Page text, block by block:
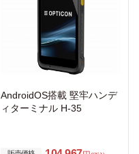
AndroidOS搭載 堅牢ハンデ
ィターミナル H-35